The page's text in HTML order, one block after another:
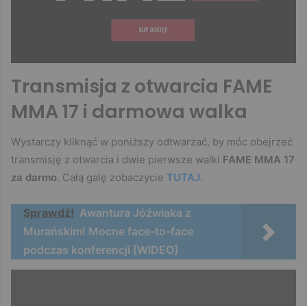
Transmisja z otwarcia FAME
MMA 17 i darmowa walka
Wystarczy kliknąć w poniższy odtwarzać, by móc obejrzeć
transmisję z otwarcia i dwie pierwsze walki FAME MMA 17
za darmo. Całą galę zobaczycie TUTAJ.
Sprawdź! Awantura Jóźwiaka z
Murańskim! Mocne face-to-face
podczas konferencji [WIDEO]